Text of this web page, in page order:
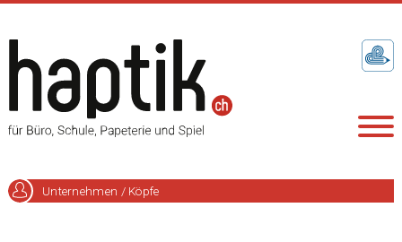
Unternehmen / Köpfe